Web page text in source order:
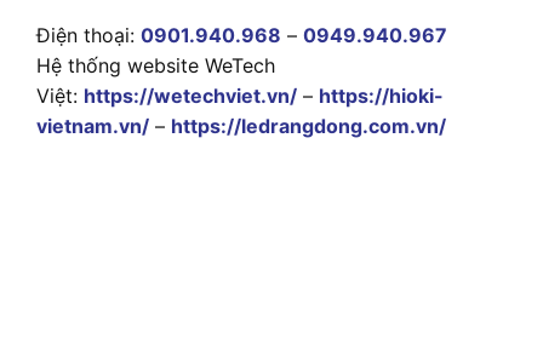
Điện thoại: 0901.940.968 – 0949.940.967
Hệ thống website WeTech
Việt: https://wetechviet.vn/ – https://hioki-
vietnam.vn/ – https://ledrangdong.com.vn/